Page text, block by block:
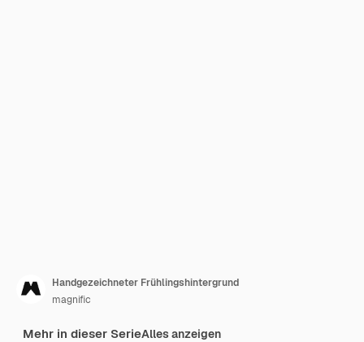
Handgezeichneter Frühlingshintergrund
magnific
Mehr in dieser SerieAlles anzeigen